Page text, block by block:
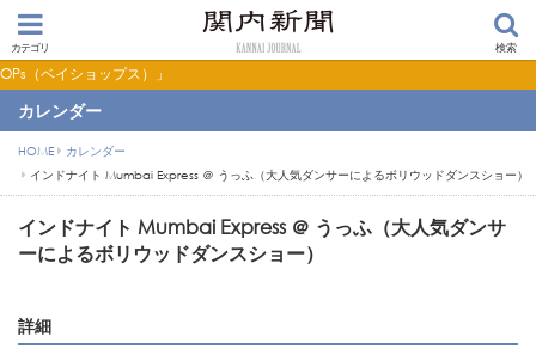
カテゴリ 検索
プス）」
カレンダー
HOME
カレンダー
インドナイト Mumbai Express ＠ うっふ（大人気ダンサーによるボリウッドダンスショー）
インドナイト Mumbai Express ＠ うっふ（大人気ダンサ
ーによるボリウッドダンスショー）
詳細